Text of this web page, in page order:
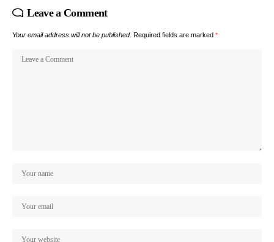
Leave a Comment
Your email address will not be published. Required fields are marked *